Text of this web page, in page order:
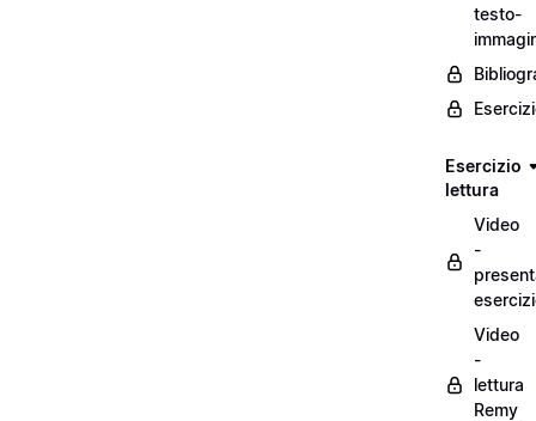
testo-
Esercizio
lettura
Video
-
Video
-
lettura
Remy